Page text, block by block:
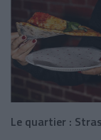
Le quartier :